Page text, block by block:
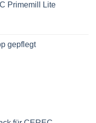
Primemill Lite
gepflegt